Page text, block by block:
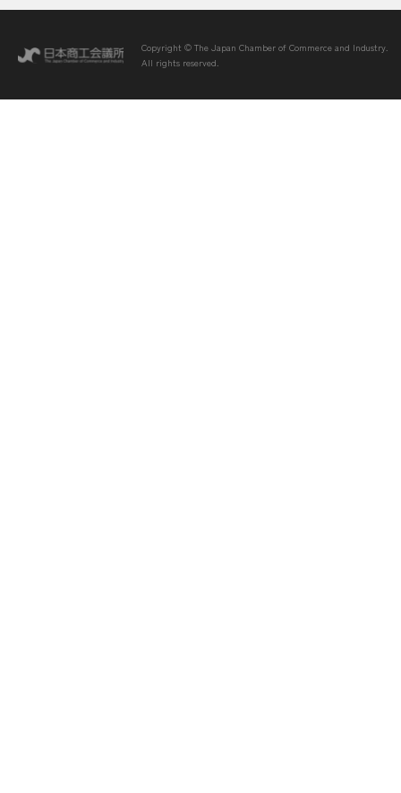
Copyright © The Japan Chamber of Commerce and Industry.
All rights reserved.